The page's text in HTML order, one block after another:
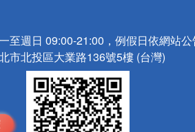
至週日 09:00-21:00，例假日依網站
市北投區大業路136號5樓 (台灣)